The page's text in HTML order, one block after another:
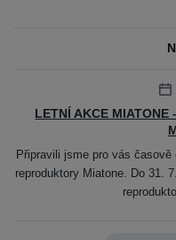
LETNÍ AKCE
Připravili jsme pro vás
reproduktory Miatone. Do 31.